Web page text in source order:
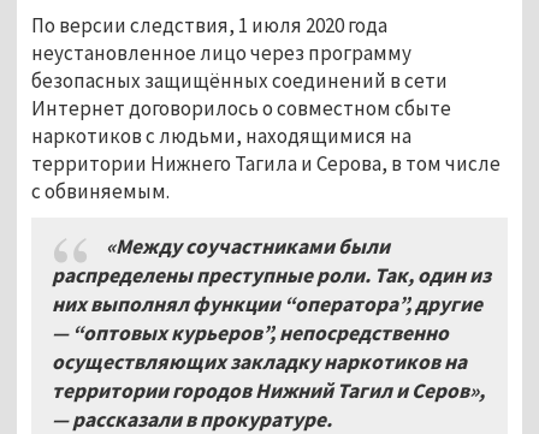
По версии следствия, 1 июля 2020 года
неустановленное лицо через программу
безопасных защищённых соединений в сети
Интернет договорилось о совместном сбыте
наркотиков с людьми, находящимися на
территории Нижнего Тагила и Серова, в том числе
с обвиняемым.
«Между соучастниками были
распределены преступные роли. Так, один из
них выполнял функции “оператора”, другие
— “оптовых курьеров”, непосредственно
осуществляющих закладку наркотиков на
территории городов Нижний Тагил и Серов»,
— рассказали в прокуратуре.